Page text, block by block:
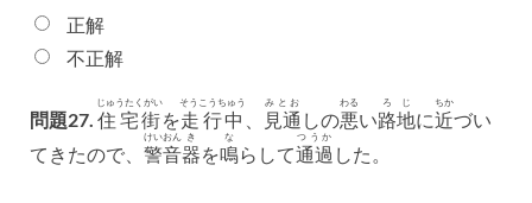
正解
不正解
問題27. 住宅街
じゅうたくがい
を走行中
そうこうちゅう
見通
みとお
しの悪
わる
い路地
ろじ
に近
ちか
づい
てきたので、 警
けい
音
おん
器
き
を鳴
な
らして通過
つうか
した。